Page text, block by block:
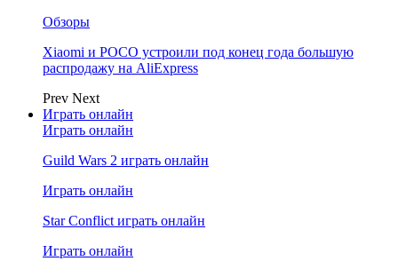
Обзоры
Xiaomi и POCO устроили под конец года большую
распродажу на AliExpress
Prev Next
Играть онлайн
Играть онлайн
Guild Wars 2 играть онлайн
Играть онлайн
Star Conflict играть онлайн
Играть онлайн